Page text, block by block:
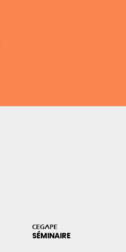
CEGAPE
SÉMINAIRE